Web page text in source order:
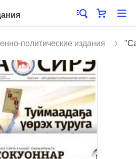
политические издания